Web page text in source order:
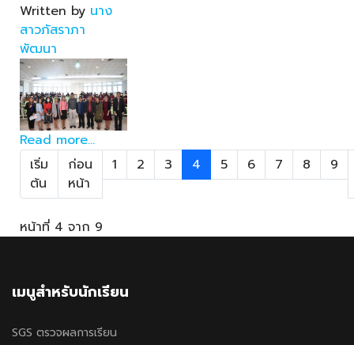
Written by นาง
สาวภัสราภา
พัฒนา
Read more...
เริ่ม
ต้น
ก่อน
หน้า
1 2 3 4 5 6 7 8 9
หน้าที่ 4 จาก 9
เมนูสำหรับนักเรียน
SGS ตรวจผลการเรียน